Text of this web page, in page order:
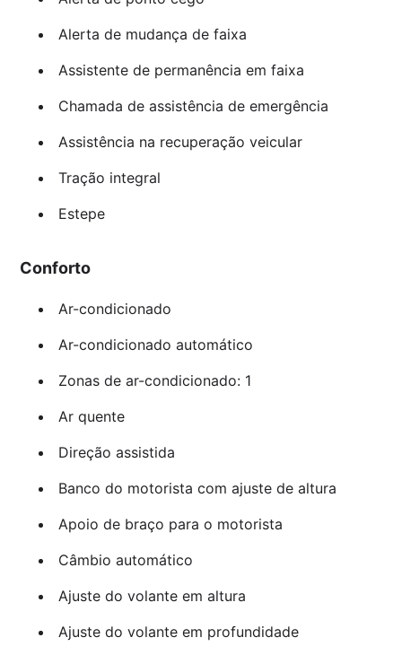
Alerta de mudança de faixa
Assistente de permanência em faixa
Chamada de assistência de emergência
Assistência na recuperação veicular
Tração integral
Estepe
Conforto
Ar-condicionado
Ar-condicionado automático
Zonas de ar-condicionado: 1
Ar quente
Direção assistida
Banco do motorista com ajuste de altura
Apoio de braço para o motorista
Câmbio automático
Ajuste do volante em altura
Ajuste do volante em profundidade